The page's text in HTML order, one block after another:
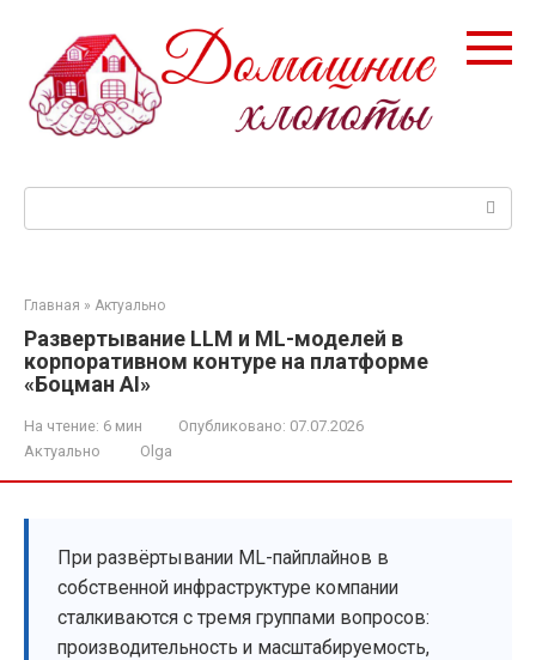
контенту
Главная » Актуально
Развертывание LLM и ML-моделей в
корпоративном контуре на платформе
«Боцман AI»
На чтение: 6 мин Опубликовано: 07.07.2026
Актуально
Olga
При развёртывании ML-пайплайнов в
собственной инфраструктуре компании
сталкиваются с тремя группами вопросов:
производительность и масштабируемость,